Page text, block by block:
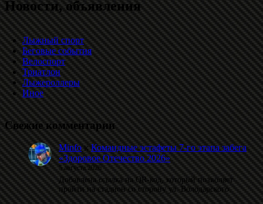
Новости, объявления
Лыжный спорт
Беговые события
Велоспорт
Триатлон
Лыжероллеры
Иное
Свежие комментарии
MinfoкКомандные эстафеты 7-го этапа забега
«Здоровое Отечество 2026»
5 августа 2026
Добавлена ссылка на QR-код, который позволяет
пройти на стадион со сторону ул. Володарского.